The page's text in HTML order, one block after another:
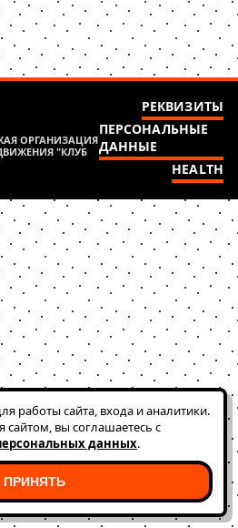
ОРГАНИЗАЦИЯ
"КЛУБ
РЕКВИЗИТЫ
ПЕРСОНАЛЬНЫЕ
ДАННЫЕ
HEALTH
работы сайта, входа и аналитики.
вы соглашаетесь с
данных.
ПРИНЯТЬ